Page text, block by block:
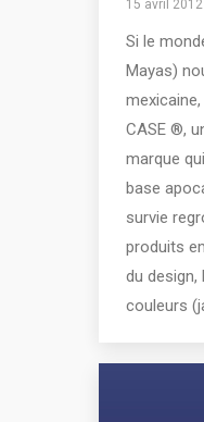
15 avril 2012
Si le
Mayas)
mexicaine,
CASE ®,
marque
base
survie
produits
du design,
couleurs